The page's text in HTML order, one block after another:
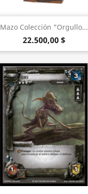
Mazo Colección "Orgullo...
22.500,00 $